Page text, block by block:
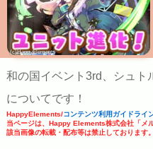
(c)HappyElements
和の国イベント3rd、シュト
についてです！
HappyElements/コンテンツ利用ガイドライ
当ページは、Happy Elements株式会社「メ
該当画像の転載・配布等は禁止しておりま